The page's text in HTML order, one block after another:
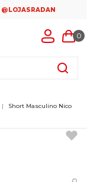
@LOJASRADAN
0
Short Masculino Nico